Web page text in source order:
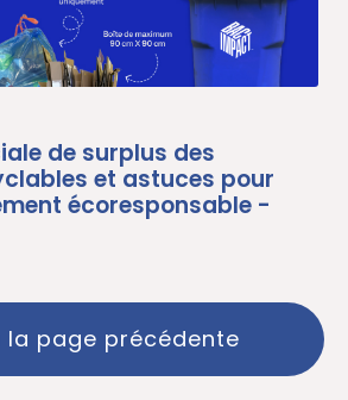
de surplus des
et astuces pour
écoresponsable -
la page précédente